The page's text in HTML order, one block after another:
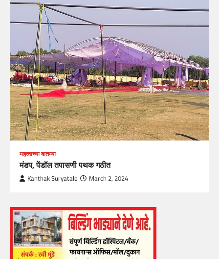
महत्वाच्या बातम्या
मंडप, पेंडॉल तपासणी पथक गठीत
Kanthak Suryatale March 2, 2024